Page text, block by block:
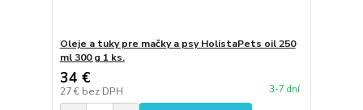
Oleje a tuky pre mačky a psy HolistaPets oil 250
ml 300 g 1 ks.
34 €
27 € bez DPH 3-7 dní